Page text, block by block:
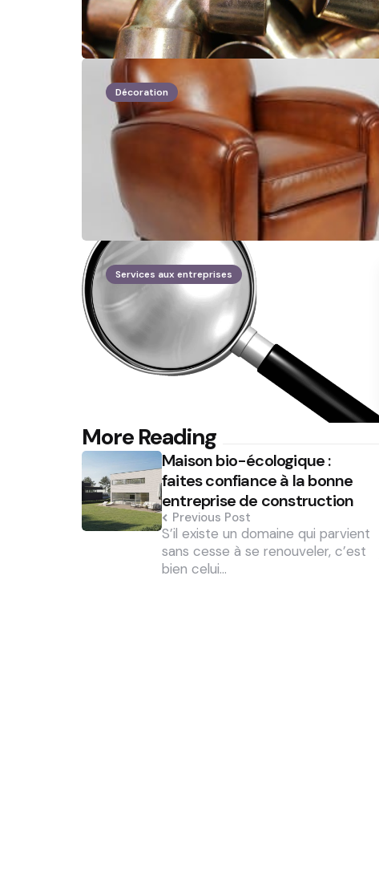
Décoration
Services aux entreprises
More Reading
Post
navigationMaison bio-écologique :
faites confiance à la bonne
entreprise de construction
Previous Post
S’il existe un domaine qui parvient
sans cesse à se renouveler, c’est
bien celui…